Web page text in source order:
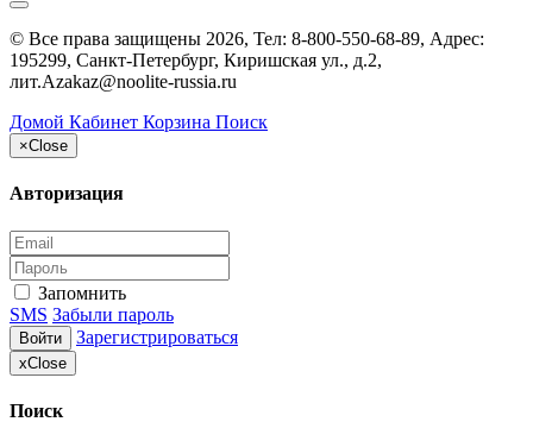
© Все права защищены 2026, Тел: 8-800-550-68-89, Адрес:
195299, Санкт-Петербург, Киришская ул., д.2,
лит.Аzakaz@noolite-russia.ru
Домой Кабинет Корзина Поиск
×Close
Авторизация
Запомнить
SMS Забыли пароль
Войти Зарегистрироваться
xClose
Поиск